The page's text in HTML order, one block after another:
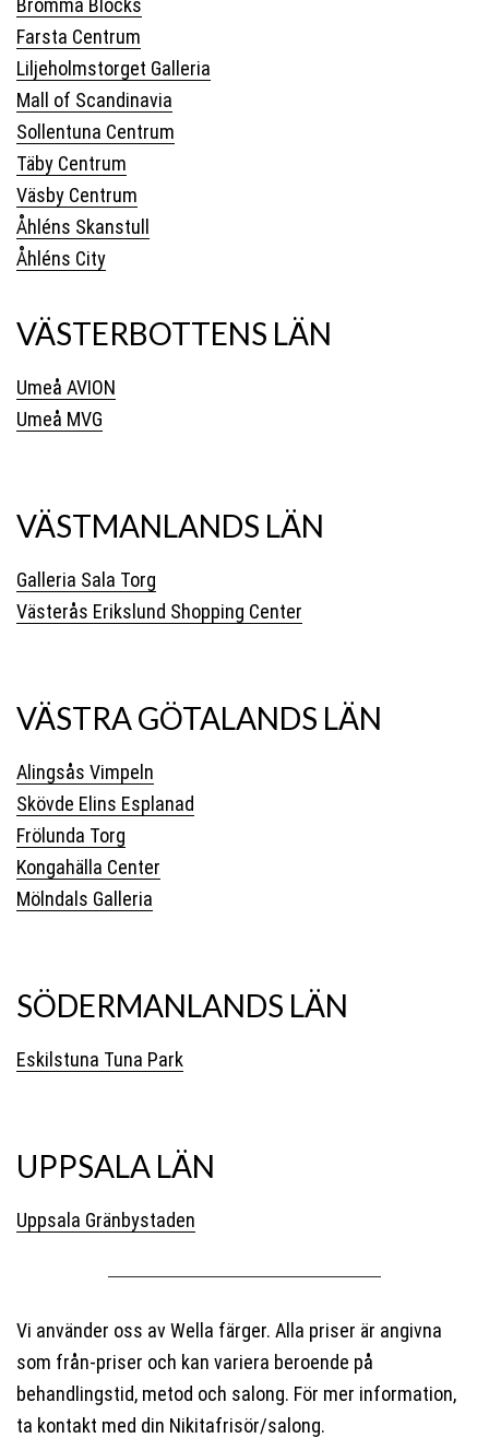
Bromma Blocks
Farsta Centrum
Liljeholmstorget Galleria
Mall of Scandinavia
Sollentuna Centrum
Täby Centrum
Väsby Centrum
Åhléns Skanstull
Åhléns City
VÄSTERBOTTENS LÄN
Umeå AVION
Umeå MVG
VÄSTMANLANDS LÄN
Galleria Sala Torg
Västerås Erikslund Shopping Center
VÄSTRA GÖTALANDS LÄN
Alingsås Vimpeln
Skövde Elins Esplanad
Frölunda Torg
Kongahälla Center
Mölndals Galleria
SÖDERMANLANDS LÄN
Eskilstuna Tuna Park
UPPSALA LÄN
Uppsala Gränbystaden
Vi använder oss av Wella färger. Alla priser är angivna
som från-priser och kan variera beroende på
behandlingstid, metod och salong. För mer information,
ta kontakt med din Nikitafrisör/salong.